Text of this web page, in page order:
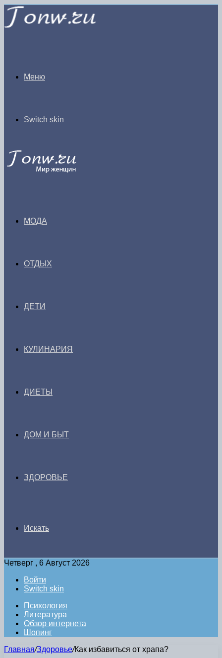
Меню
Switch skin
МОДА
ОТДЫХ
ДЕТИ
КУЛИНАРИЯ
ДИЕТЫ
ДОМ И БЫТ
ЗДОРОВЬЕ
Искать
Четверг , 6 Август 2026
Войти
Switch skin
Психология
Литература
Обзор интернета
Шопинг
Главная/Здоровье/Как избавиться от храпа?